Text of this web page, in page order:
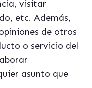
visitar
etc. Además,
de otros
o servicio del
asunto que